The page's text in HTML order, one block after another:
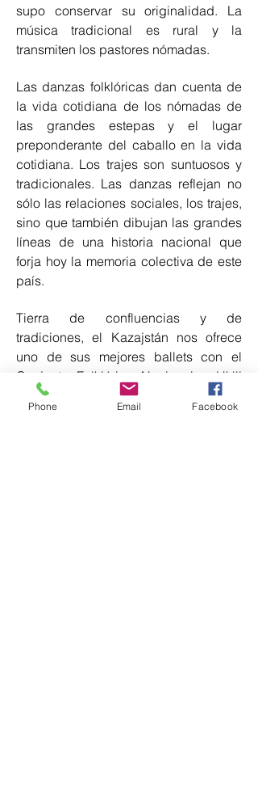
supo conservar su originalidad. La
música tradicional es rural y la
transmiten los pastores nómadas.
Las danzas folklóricas dan cuenta de
la vida cotidiana de los nómadas de
las grandes estepas y el lugar
preponderante del caballo en la vida
cotidiana. Los trajes son suntuosos y
tradicionales. Las danzas reflejan no
sólo las relaciones sociales, los trajes,
sino que también dibujan las grandes
líneas de una historia nacional que
forja hoy la memoria colectiva de este
país.
Tierra de confluencias y de
tradiciones, el Kazajstán nos ofrece
uno de sus mejores ballets con el
Conjunto Folklórico Nacional « Ukili
Ybyrai Akmola ». Compuesto de
bailarines y músicos de muy alto nivel
Phone Email Facebook